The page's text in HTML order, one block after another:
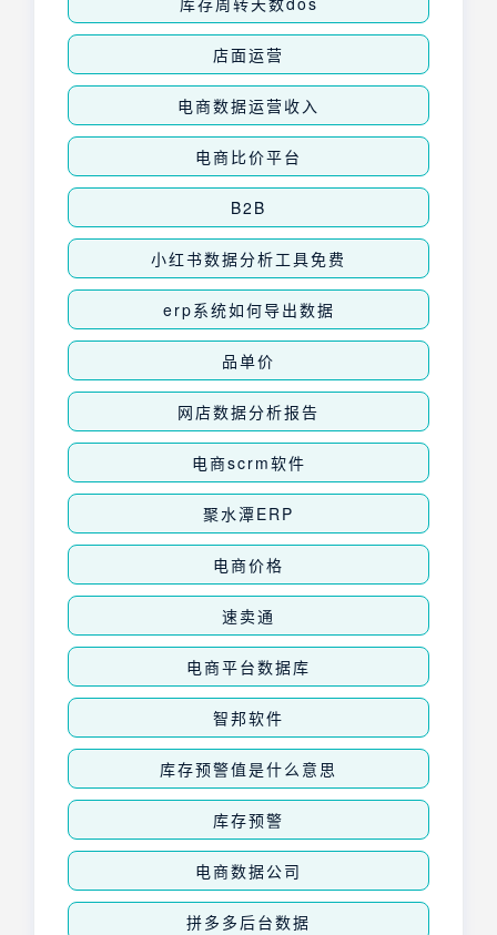
店面运营
电商数据运营收入
电商比价平台
B2B
小红书数据分析工具免费
erp系统如何导出数据
品单价
网店数据分析报告
电商scrm软件
聚水潭ERP
电商价格
速卖通
电商平台数据库
智邦软件
库存预警值是什么意思
库存预警
电商数据公司
拼多多后台数据